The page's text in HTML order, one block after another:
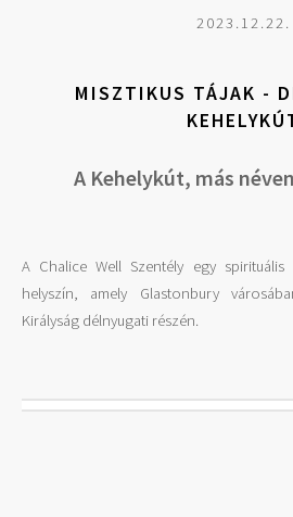
2023.12.22.
MISZTIKUS TÁJAK -
A Kehelykút, más
A Chalice Well Szentély egy
helyszín, amely Glastonbury
Királyság délnyugati részén.